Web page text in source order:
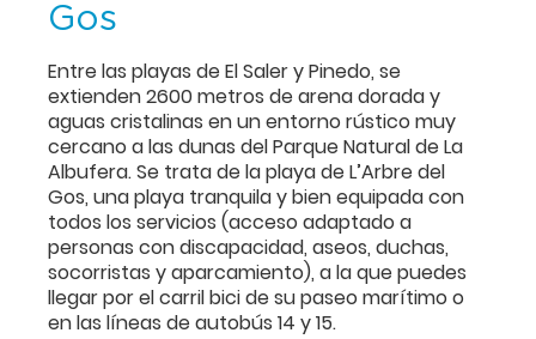
Gos
Entre las playas de El Saler y Pinedo, se
extienden 2600 metros de arena dorada y
aguas cristalinas en un entorno rústico muy
cercano a las dunas del Parque Natural de La
Albufera. Se trata de la playa de L’Arbre del
Gos, una playa tranquila y bien equipada con
todos los servicios (acceso adaptado a
personas con discapacidad, aseos, duchas,
socorristas y aparcamiento), a la que puedes
llegar por el carril bici de su paseo marítimo o
en las líneas de autobús 14 y 15.